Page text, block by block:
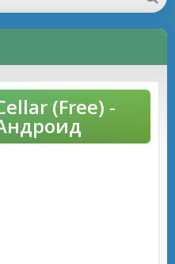
(Free) -